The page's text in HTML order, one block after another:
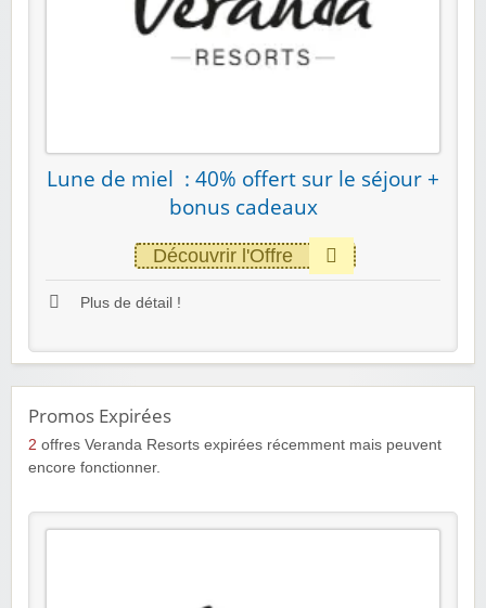
Lune de miel : 40% offert sur le séjour +
bonus cadeaux
Découvrir l'Offre
Plus de détail !
Promos Expirées
2 offres Veranda Resorts expirées récemment mais peuvent
encore fonctionner.